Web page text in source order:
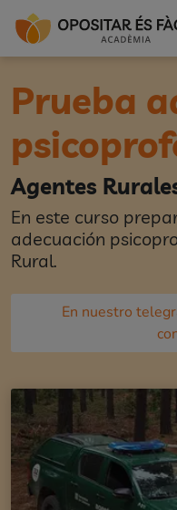
Prueba
Agentes
En este curso
adecuación
Rural.
En nuestro